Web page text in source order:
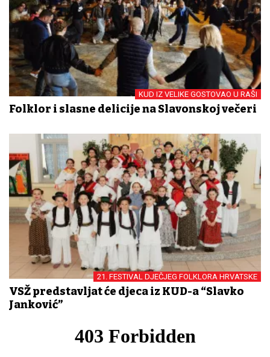
KUD IZ VELIKE GOSTOVAO U RAŠI
Folklor i slasne delicije na Slavonskoj večeri
21. FESTIVAL DJEČJEG FOLKLORA HRVATSKE
VSŽ predstavljat će djeca iz KUD-a “Slavko
Janković”